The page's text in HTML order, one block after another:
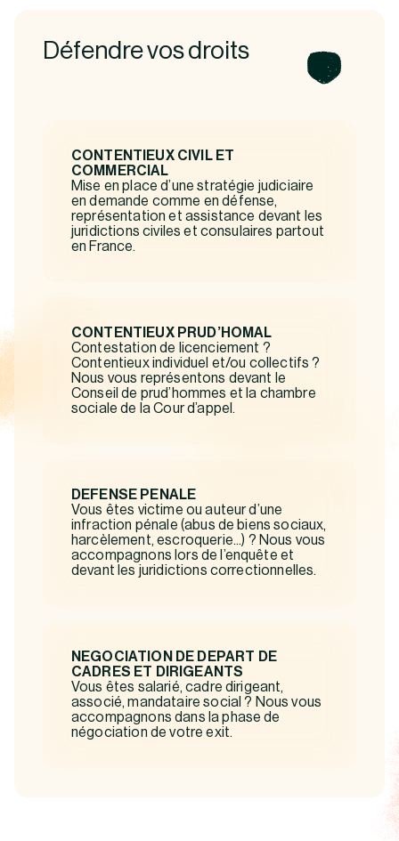
Défendre vos droits
CONTENTIEUX CIVIL ET
COMMERCIAL
Mise en place d’une stratégie judiciaire
en demande comme en défense,
représentation et assistance devant les
juridictions civiles et consulaires partout
en France.
CONTENTIEUX PRUD’HOMAL
Contestation de licenciement ?
Contentieux individuel et/ou collectifs ?
Nous vous représentons devant le
Conseil de prud’hommes et la chambre
sociale de la Cour d’appel.
DEFENSE PENALE
Vous êtes victime ou auteur d’une
infraction pénale (abus de biens sociaux,
harcèlement, escroquerie...) ? Nous vous
accompagnons lors de l’enquête et
devant les juridictions correctionnelles.
NEGOCIATION DE DEPART DE
CADRES ET DIRIGEANTS
Vous êtes salarié, cadre dirigeant,
associé, mandataire social ? Nous vous
accompagnons dans la phase de
négociation de votre exit.